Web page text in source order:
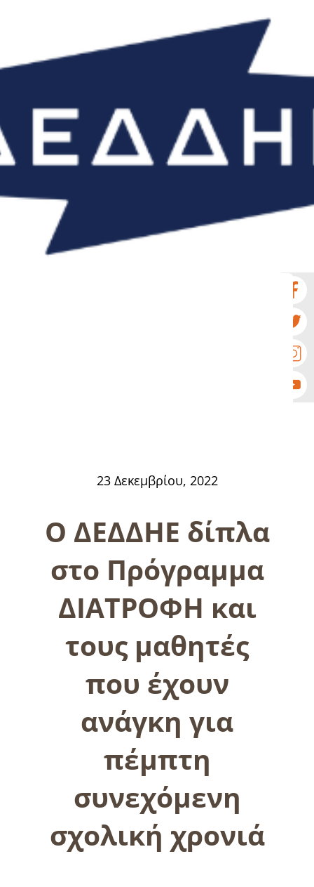
Επικοινωνία
GR
23 Δεκεμβρίου, 2022
Ο ΔΕΔΔΗΕ δίπλα
στο Πρόγραμμα
ΔΙΑΤΡΟΦΗ και
τους μαθητές
που έχουν
ανάγκη για
πέμπτη
συνεχόμενη
σχολική χρονιά